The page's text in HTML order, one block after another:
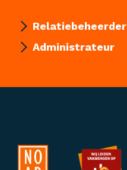
Relatiebeheerder
Administrateur